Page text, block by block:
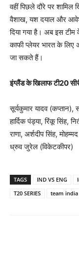
वहीं पिछले दौरे पर शामिल
वैशाख, यश दयाल और आवेश
दिया गया है। अब इस
काफी प्लेयर भारत के लिए
जा सकते हैं।
इंग्लैंड के खिलाफ टी20
सूर्यकुमार यादव
हार्दिक पंड्या, रिंकू सिंह,
राणा, अर्शदीप सिंह,
ध्रुव जुरेल (विकेटकीपर)
TAGS IND VS ENG
T20 SERIES
team india